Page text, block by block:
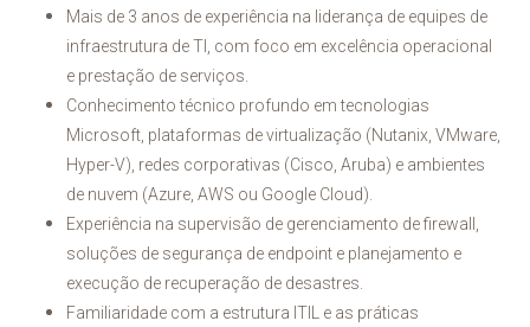
Mais de 3 anos de experiência na liderança de equipes de
infraestrutura de TI, com foco em excelência operacional
e prestação de serviços.
Conhecimento técnico profundo em tecnologias
Microsoft, plataformas de virtualização (Nutanix, VMware,
Hyper-V), redes corporativas (Cisco, Aruba) e ambientes
de nuvem (Azure, AWS ou Google Cloud).
Experiência na supervisão de gerenciamento de firewall,
soluções de segurança de endpoint e planejamento e
execução de recuperação de desastres.
Familiaridade com a estrutura ITIL e as práticas